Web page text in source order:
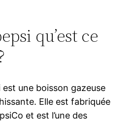
qu’est ce
est une boisson gazeuse
Elle est fabriquée
et est l’une des